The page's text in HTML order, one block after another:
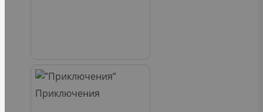
Приключения